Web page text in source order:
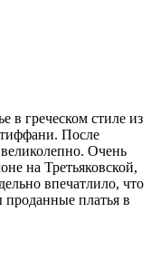
в греческом стиле из
После
Очень
на Третьяковской,
впечатлило, что
платья в